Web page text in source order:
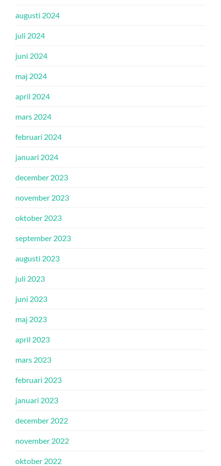
augusti 2024
juli 2024
juni 2024
maj 2024
april 2024
mars 2024
februari 2024
januari 2024
december 2023
november 2023
oktober 2023
september 2023
augusti 2023
juli 2023
juni 2023
maj 2023
april 2023
mars 2023
februari 2023
januari 2023
december 2022
november 2022
oktober 2022